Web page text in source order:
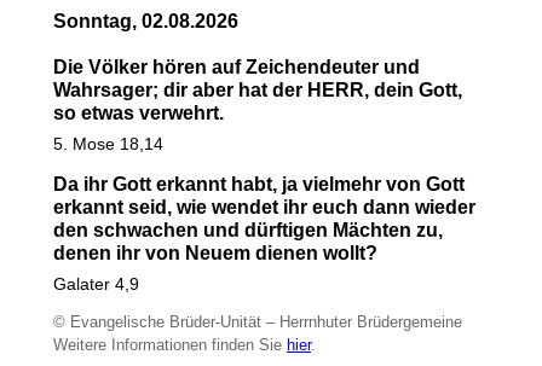
Sonntag, 02.08.2026
Die Völker hören auf Zeichendeuter und
Wahrsager; dir aber hat der HERR, dein Gott,
so etwas verwehrt.
5. Mose 18,14
Da ihr Gott erkannt habt, ja vielmehr von Gott
erkannt seid, wie wendet ihr euch dann wieder
den schwachen und dürftigen Mächten zu,
denen ihr von Neuem dienen wollt?
Galater 4,9
© Evangelische Brüder-Unität – Herrnhuter Brüdergemeine
Weitere Informationen finden Sie hier.